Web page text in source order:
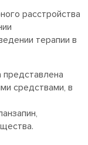
расстройства
терапии в
представлена
средствами, в